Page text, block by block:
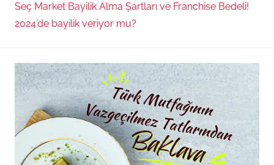
Seç Market Bayilik Alma Şartları ve Franchise Bedeli!
2024’de bayilik veriyor mu?